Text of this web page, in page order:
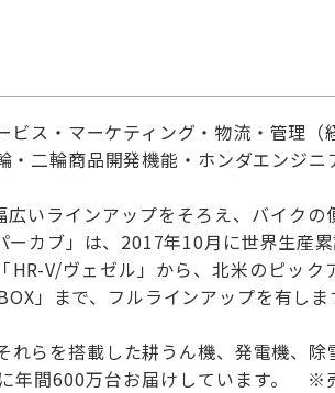
ス・マーケティング・物流・管理（
二輪商品開発機能・ホンダエンジニ
いラインアップをそろえ、バイクの
カブ」は、2017年10月に世界生産累
V/ヴェゼル」から、北米のピック
」まで、フルラインアップを有し
らを搭載した耕うん機、発電機、除
年間600万台お届けしています。 ※